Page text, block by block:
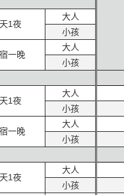
1夜
大人
小孩
一晚
大人
小孩
1夜
大人
小孩
一晚
大人
小孩
1夜
大人
小孩